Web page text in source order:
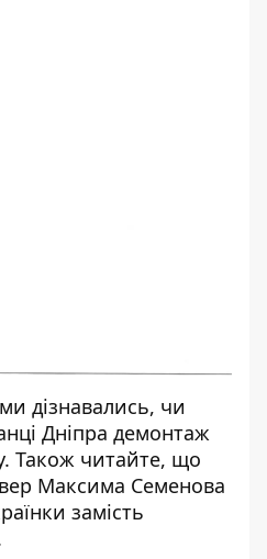
дізнавались, чи
Дніпра демонтаж
. Також читайте, що
Максима Семенова
замість